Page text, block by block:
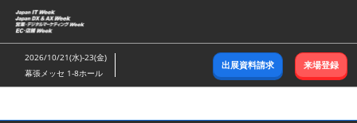
ス
キ
ッ
し
2026/10/21(水)-23(金)
幕張メッセ 1-8ホール
出展資料請求 来場登録